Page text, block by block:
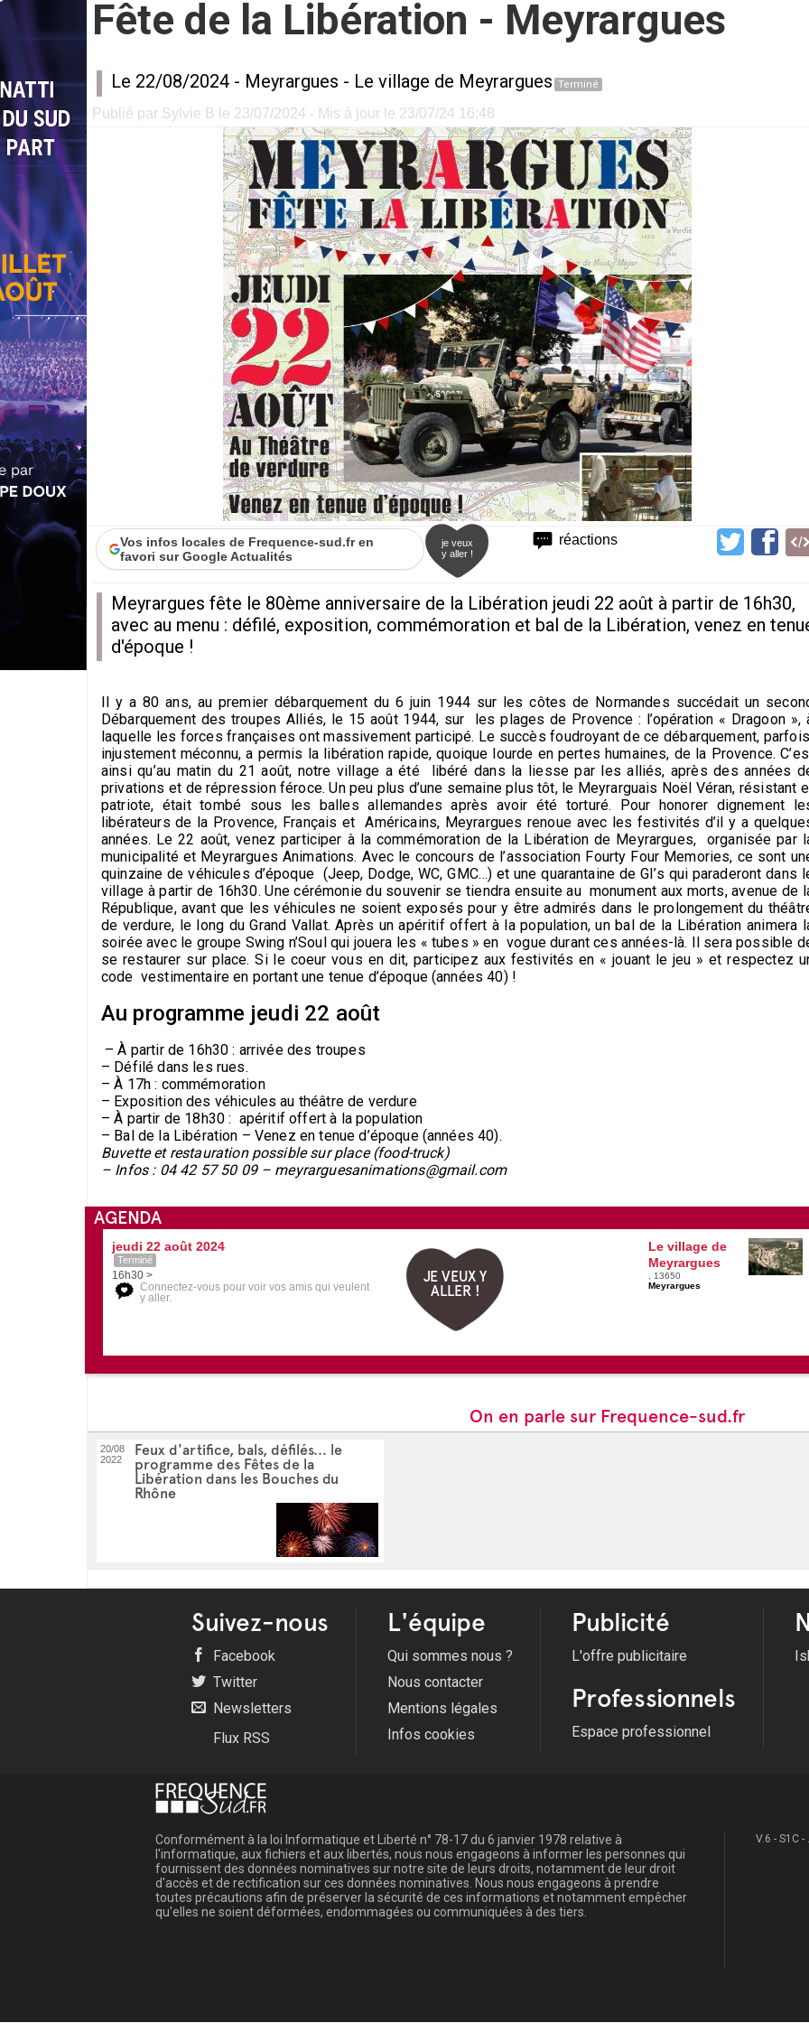
Fête de la Libération - Meyrargues
Le 22/08/2024 - Meyrargues - Le village de Meyrargues Terminé
Publié par Sylvie B le 23/07/2024 - Mis à jour le 23/07/24 16:48
réactions
Vos infos locales de Frequence-sud.fr en
favori sur Google Actualités
je veux
y aller !
Meyrargues fête le 80ème anniversaire de la Libération jeudi 22 août à partir de 16h30,
avec au menu : défilé, exposition, commémoration et bal de la Libération, venez en
d'époque !
Il y a 80 ans, au premier débarquement du 6 juin 1944 sur les côtes de Normandes succédait un
Débarquement des troupes Alliés, le 15 août 1944, sur les plages de Provence : l’opération « Dragoon »,
laquelle les forces françaises ont massivement participé. Le succès foudroyant de ce débarquement, parfois
injustement méconnu, a permis la libération rapide, quoique lourde en pertes humaines, de la Provence.
ainsi qu’au matin du 21 août, notre village a été libéré dans la liesse par les alliés, après des années
privations et de répression féroce. Un peu plus d’une semaine plus tôt, le Meyrarguais Noël Véran, résistant
patriote, était tombé sous les balles allemandes après avoir été torturé. Pour honorer dignement
libérateurs de la Provence, Français et Américains, Meyrargues renoue avec les festivités d’il y a
années. Le 22 août, venez participer à la commémoration de la Libération de Meyrargues, organisée par
municipalité et Meyrargues Animations. Avec le concours de l’association Fourty Four Memories, ce sont
quinzaine de véhicules d’époque (Jeep, Dodge, WC, GMC…) et une quarantaine de GI’s qui paraderont dans
village à partir de 16h30. Une cérémonie du souvenir se tiendra ensuite au monument aux morts, avenue de
République, avant que les véhicules ne soient exposés pour y être admirés dans le prolongement du
de verdure, le long du Grand Vallat. Après un apéritif offert à la population, un bal de la Libération animera
soirée avec le groupe Swing n’Soul qui jouera les « tubes » en vogue durant ces années-là. Il sera possible
se restaurer sur place. Si le coeur vous en dit, participez aux festivités en « jouant le jeu » et respectez
code vestimentaire en portant une tenue d’époque (années 40) !
Au programme jeudi 22 août
– À partir de 16h30 : arrivée des troupes
– Défilé dans les rues.
– À 17h : commémoration
– Exposition des véhicules au théâtre de verdure
– À partir de 18h30 : apéritif offert à la population
– Bal de la Libération – Venez en tenue d’époque (années 40).
Buvette et restauration possible sur place (food-truck)
– Infos : 04 42 57 50 09 – meyrarguesanimations@gmail.com
AGENDA
jeudi 22 août 2024
Terminé
16h30 >
Connectez-vous pour voir vos amis qui veulent
y aller.
JE VEUX Y
ALLER !
Le village de
Meyrargues
, 13650
Meyrargues
On en parle sur Frequence-sud.fr
20/08
2022
Feux d'artifice, bals, défilés... le
programme des Fêtes de la
Libération dans les Bouches du
Rhône
Suivez-nous
Facebook
Twitter
Newsletters
Flux RSS
L'équipe
Qui sommes nous ?
Nous contacter
Mentions légales
Infos cookies
Publicité
L'offre publicitaire
Professionnels
Espace professionnel
Conformément à la loi Informatique et Liberté n° 78-17 du 6 janvier 1978 relative à
l'informatique, aux fichiers et aux libertés, nous nous engageons à informer les personnes qui
fournissent des données nominatives sur notre site de leurs droits, notamment de leur droit
d'accès et de rectification sur ces données nominatives. Nous nous engageons à prendre
toutes précautions afin de préserver la sécurité de ces informations et notamment empêcher
qu'elles ne soient déformées, endommagées ou communiquées à des tiers.
V.6 - S1C